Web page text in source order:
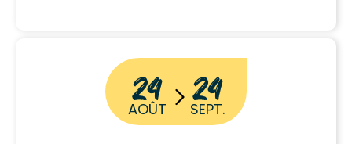
24
AOÛT 24
SEPT.